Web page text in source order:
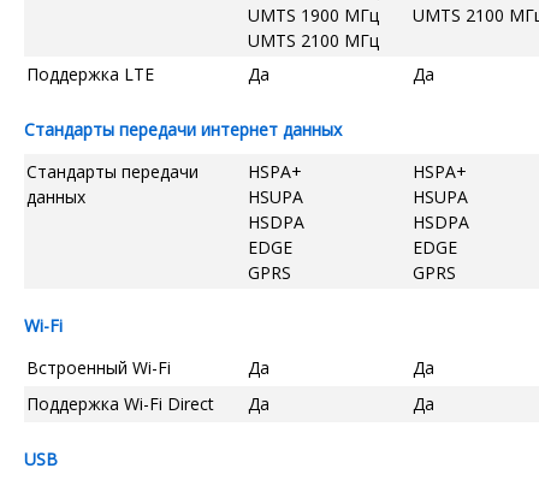
UMTS 1900 МГц
UMTS 2100 МГц
UMTS 2100
Поддержка LTE Да Да
Стандарты передачи интернет данных
Стандарты передачи
данных
HSPA+
HSUPA
HSDPA
EDGE
GPRS
HSPA+
HSUPA
HSDPA
EDGE
GPRS
Wi-Fi
Встроенный Wi-Fi
Да
Да
Поддержка Wi-Fi Direct
Да Да
USB